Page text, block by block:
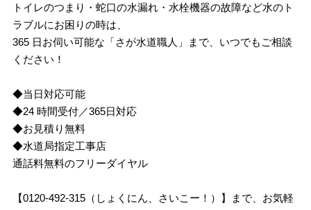
トイレのつまり・蛇口の水漏れ・水栓機器の故障など水のト
ラブルにお困りの時は、
365 日お伺い可能な「さが水道職人」まで、いつでもご相談
ください！
◆当日対応可能
◆24 時間受付／365日対応
◆お見積り無料
◆水道局指定工事店
通話料無料のフリーダイヤル
【0120-492-315（しょくにん、さいこー！）】まで、お気軽